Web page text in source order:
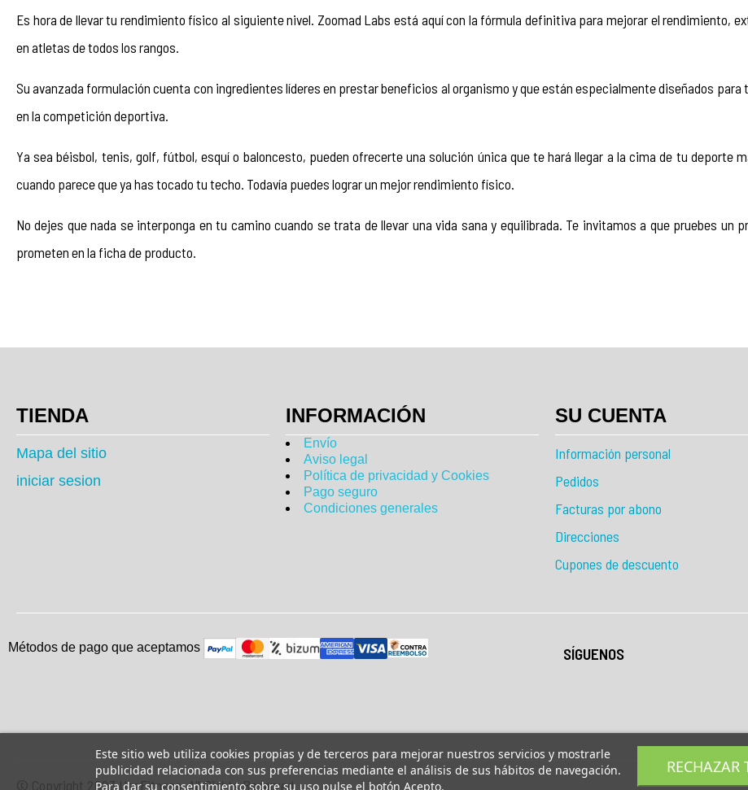
Este sitio web utiliza cookies propias y de terceros para mejorar nuestros servicios y mostrarle
publicidad relacionada con sus preferencias mediante el análisis de sus hábitos de navegación.
Para dar su consentimiento sobre su uso pulse el botón Acepto.
RECHAZAR
Es hora de llevar tu rendimiento físico al siguiente nivel. Zoomad Labs está aquí con la fórmula definitiva para mejorar el rendimiento,
en atletas de todos los rangos.
Su avanzada formulación cuenta con ingredientes líderes en prestar beneficios al organismo y que están especialmente diseñados
en la competición deportiva.
Ya sea béisbol, tenis, golf, fútbol, esquí o baloncesto, pueden ofrecerte una solución única que te hará llegar a la cima de tu deporte
cuando parece que ya has tocado tu techo. Todavía puedes lograr un mejor rendimiento físico.
No dejes que nada se interponga en tu camino cuando se trata de llevar una vida sana y equilibrada. Te invitamos a que pruebes
prometen en la ficha de producto.
TIENDA
Mapa del sitio
iniciar sesion
INFORMACIÓN
Envío
Aviso legal
Política de privacidad y Cookies
Pago seguro
Condiciones generales
SU CUENTA
Información personal
Pedidos
Facturas por abono
Direcciones
Cupones de descuento
Métodos de pago que aceptamos SÍGUENOS
© Copyright 2023 UsaFitness. All Rights Reserved.